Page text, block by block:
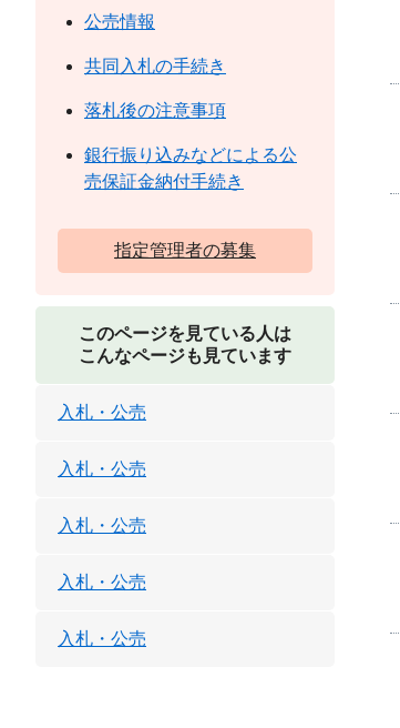
公売情報
共同入札の手続き
落札後の注意事項
銀行振り込みなどによる公
売保証金納付手続き
指定管理者の募集
このページを見ている人は
こんなページも見ています
入札・公売
入札・公売
入札・公売
入札・公売
入札・公売